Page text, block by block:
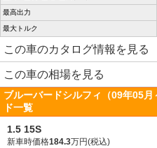
最高出力
最大トルク
この車のカタログ情報を見る
この車の相場を見る
ブルーバードシルフィ（09年05
ド一覧
1.5 15S
新車時価格184.3万円(税込)